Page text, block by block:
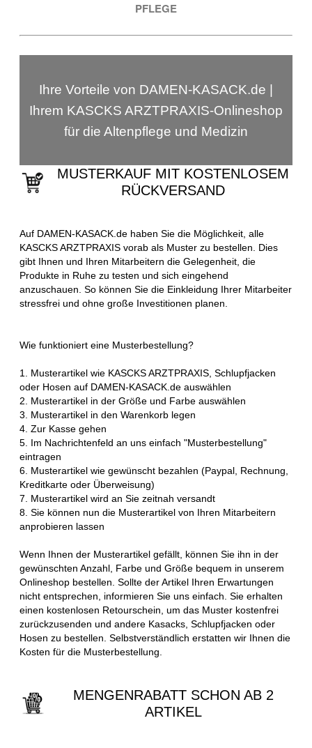
PFLEGE
Ihre Vorteile von DAMEN-KASACK.de |
Ihrem KASCKS ARZTPRAXIS-Onlineshop
für die Altenpflege und Medizin
MUSTERKAUF MIT KOSTENLOSEM
RÜCKVERSAND
Auf DAMEN-KASACK.de haben Sie die Möglichkeit, alle
KASCKS ARZTPRAXIS vorab als Muster zu bestellen. Dies
gibt Ihnen und Ihren Mitarbeitern die Gelegenheit, die
Produkte in Ruhe zu testen und sich eingehend
anzuschauen. So können Sie die Einkleidung Ihrer Mitarbeiter
stressfrei und ohne große Investitionen planen.
Wie funktioniert eine Musterbestellung?
1. Musterartikel wie KASCKS ARZTPRAXIS, Schlupfjacken
oder Hosen auf DAMEN-KASACK.de auswählen
2. Musterartikel in der Größe und Farbe auswählen
3. Musterartikel in den Warenkorb legen
4. Zur Kasse gehen
5. Im Nachrichtenfeld an uns einfach "Musterbestellung"
eintragen
6. Musterartikel wie gewünscht bezahlen (Paypal, Rechnung,
Kreditkarte oder Überweisung)
7. Musterartikel wird an Sie zeitnah versandt
8. Sie können nun die Musterartikel von Ihren Mitarbeitern
anprobieren lassen
Wenn Ihnen der Musterartikel gefällt, können Sie ihn in der
gewünschten Anzahl, Farbe und Größe bequem in unserem
Onlineshop bestellen. Sollte der Artikel Ihren Erwartungen
nicht entsprechen, informieren Sie uns einfach. Sie erhalten
einen kostenlosen Retourschein, um das Muster kostenfrei
zurückzusenden und andere Kasacks, Schlupfjacken oder
Hosen zu bestellen. Selbstverständlich erstatten wir Ihnen die
Kosten für die Musterbestellung.
MENGENRABATT SCHON AB 2
ARTIKEL